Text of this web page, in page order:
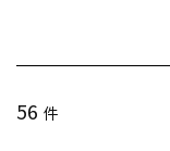
56 件